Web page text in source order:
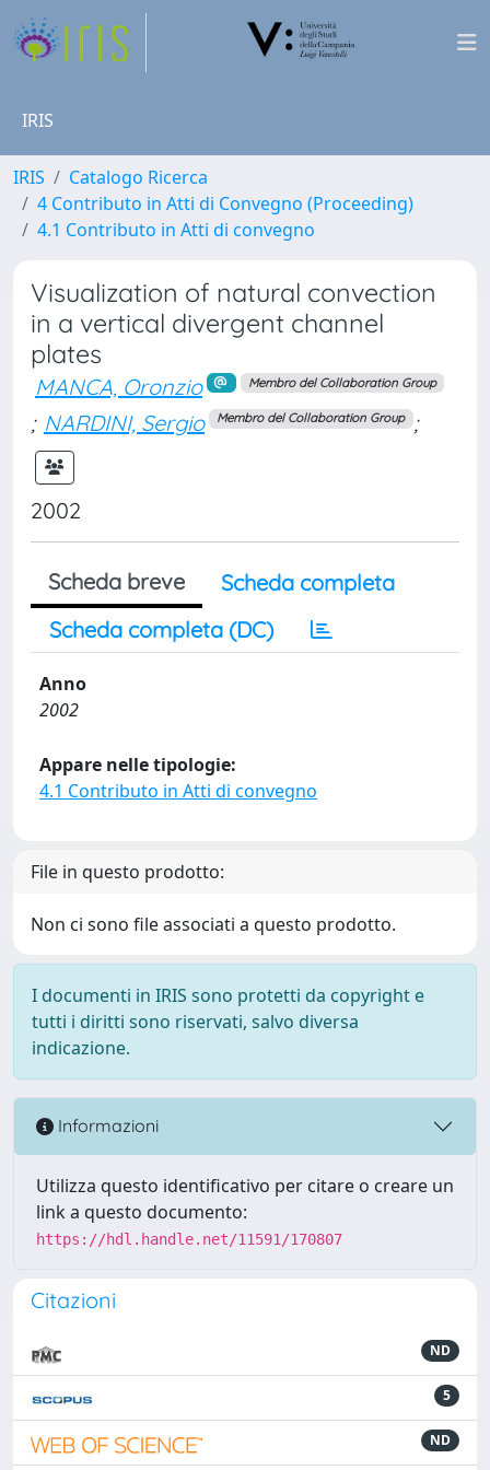
IRIS
IRIS
Catalogo Ricerca
4 Contributo in Atti di Convegno (Proceeding)
4.1 Contributo in Atti di convegno
Visualization of natural convection
in a vertical divergent channel
plates
MANCA, Oronzio Membro del Collaboration Group
; NARDINI, Sergio Membro del Collaboration Group ;
2002
Scheda breve
Scheda completa
Scheda completa (DC)
Anno
2002
Appare nelle tipologie:
4.1 Contributo in Atti di convegno
File in questo prodotto:
Non ci sono file associati a questo prodotto.
I documenti in IRIS sono protetti da copyright e
tutti i diritti sono riservati, salvo diversa
indicazione.
Informazioni
Utilizza questo identificativo per citare o creare un
link a questo documento:
https://hdl.handle.net/11591/170807
Citazioni
ND
5
ND